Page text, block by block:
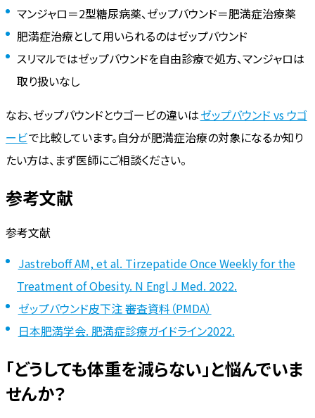
マンジャロ＝2型糖尿病薬、ゼップバウンド＝肥満症治療薬
肥満症治療として用いられるのはゼップバウンド
スリマルではゼップバウンドを自由診療で処方、マンジャロは
取り扱いなし
なお、ゼップバウンドとウゴービの違いはゼップバウンド vs ウゴ
ービで比較しています。自分が肥満症治療の対象になるか知り
たい方は、まず医師にご相談ください。
参考文献
参考文献
Jastreboff AM, et al. Tirzepatide Once Weekly for the
Treatment of Obesity. N Engl J Med. 2022.
ゼップバウンド皮下注 審査資料（PMDA）
日本肥満学会. 肥満症診療ガイドライン2022.
「どうしても体重を減らない」と悩んでいま
せんか？